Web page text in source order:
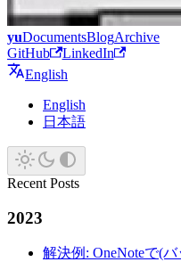
yuDocumentsBlogArchive
GitHub
LinkedIn
English
English
日本語
Recent Posts
2023
解決例: OneNoteで(